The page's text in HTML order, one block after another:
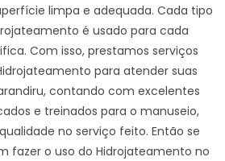
limpa e adequada. Cada tipo
é usado para cada
Com isso, prestamos serviços
para atender suas
contando com excelentes
e treinados para o manuseio,
no serviço feito. Então se
fazer o uso do Hidrojateamento no